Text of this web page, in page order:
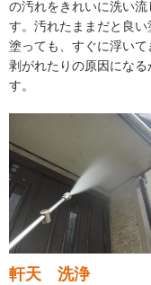
の汚れをきれいに洗い流
す。汚れたままだと良い
塗っても、すぐに浮いて
剥がれたりの原因になる
す。
軒天 洗浄